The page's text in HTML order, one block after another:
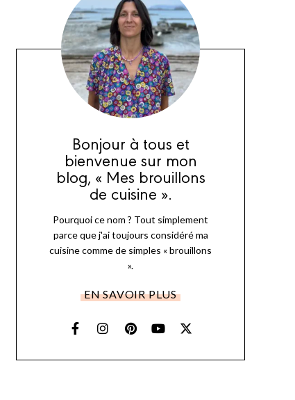
Bonjour à tous et
bienvenue sur mon
blog, « Mes brouillons
de cuisine ».
Pourquoi ce nom ? Tout simplement
parce que j'ai toujours considéré ma
cuisine comme de simples « brouillons
».
EN SAVOIR PLUS